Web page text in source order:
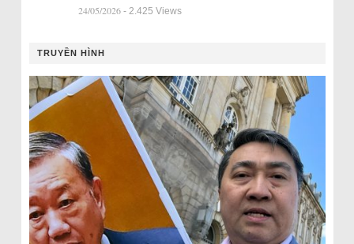
24/05/2026 - 2.425 Views
TRUYỀN HÌNH